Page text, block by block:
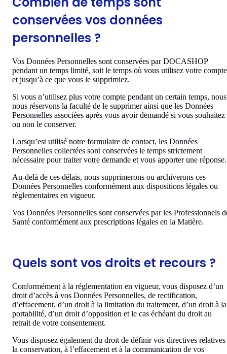
conservées vos données
personnelles ?
Vos Données Personnelles sont conservées par DOCASHOP
pendant un temps limité, soit le temps où vous utilisez votre compte
et jusqu’à ce que vous le supprimiez.
Si vous n’utilisez plus votre compte pendant un certain temps, nous
nous réservons la faculté de le supprimer ainsi que les Données
Personnelles associées après vous avoir demandé si vous souhaitez
ou non le conserver.
Lorsqu’est utilisé notre formulaire de contact, les Données
Personnelles collectées sont conservées le temps strictement
nécessaire pour traiter votre demande et vous apporter une réponse.
Au-delà de ces délais, nous supprimerons ou archiverons ces
Données Personnelles conformément aux dispositions légales ou
règlementaires en vigueur.
Vos Données Personnelles sont conservées par les Professionnels
Santé conformément aux prescriptions légales en la Matière.
Quels sont vos droits et recours ?
Conformément à la réglementation en vigueur, vous disposez d’un
droit d’accès à vos Données Personnelles, de rectification,
d’effacement, d’un droit à la limitation du traitement, d’un droit à la
portabilité, d’un droit d’opposition et le cas échéant du droit au
retrait de votre consentement.
Vous disposez également du droit de définir vos directives relatives
la conservation, à l’effacement et à la communication de vos